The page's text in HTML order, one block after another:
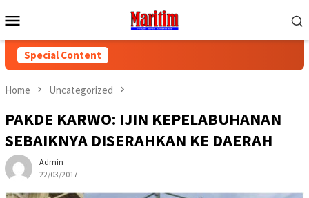
to
Menu
Special Content
Home Uncategorized
PAKDE KARWO: IJIN KEPELABUHANAN
SEBAIKNYA DISERAHKAN KE DAERAH
Admin
22/03/2017